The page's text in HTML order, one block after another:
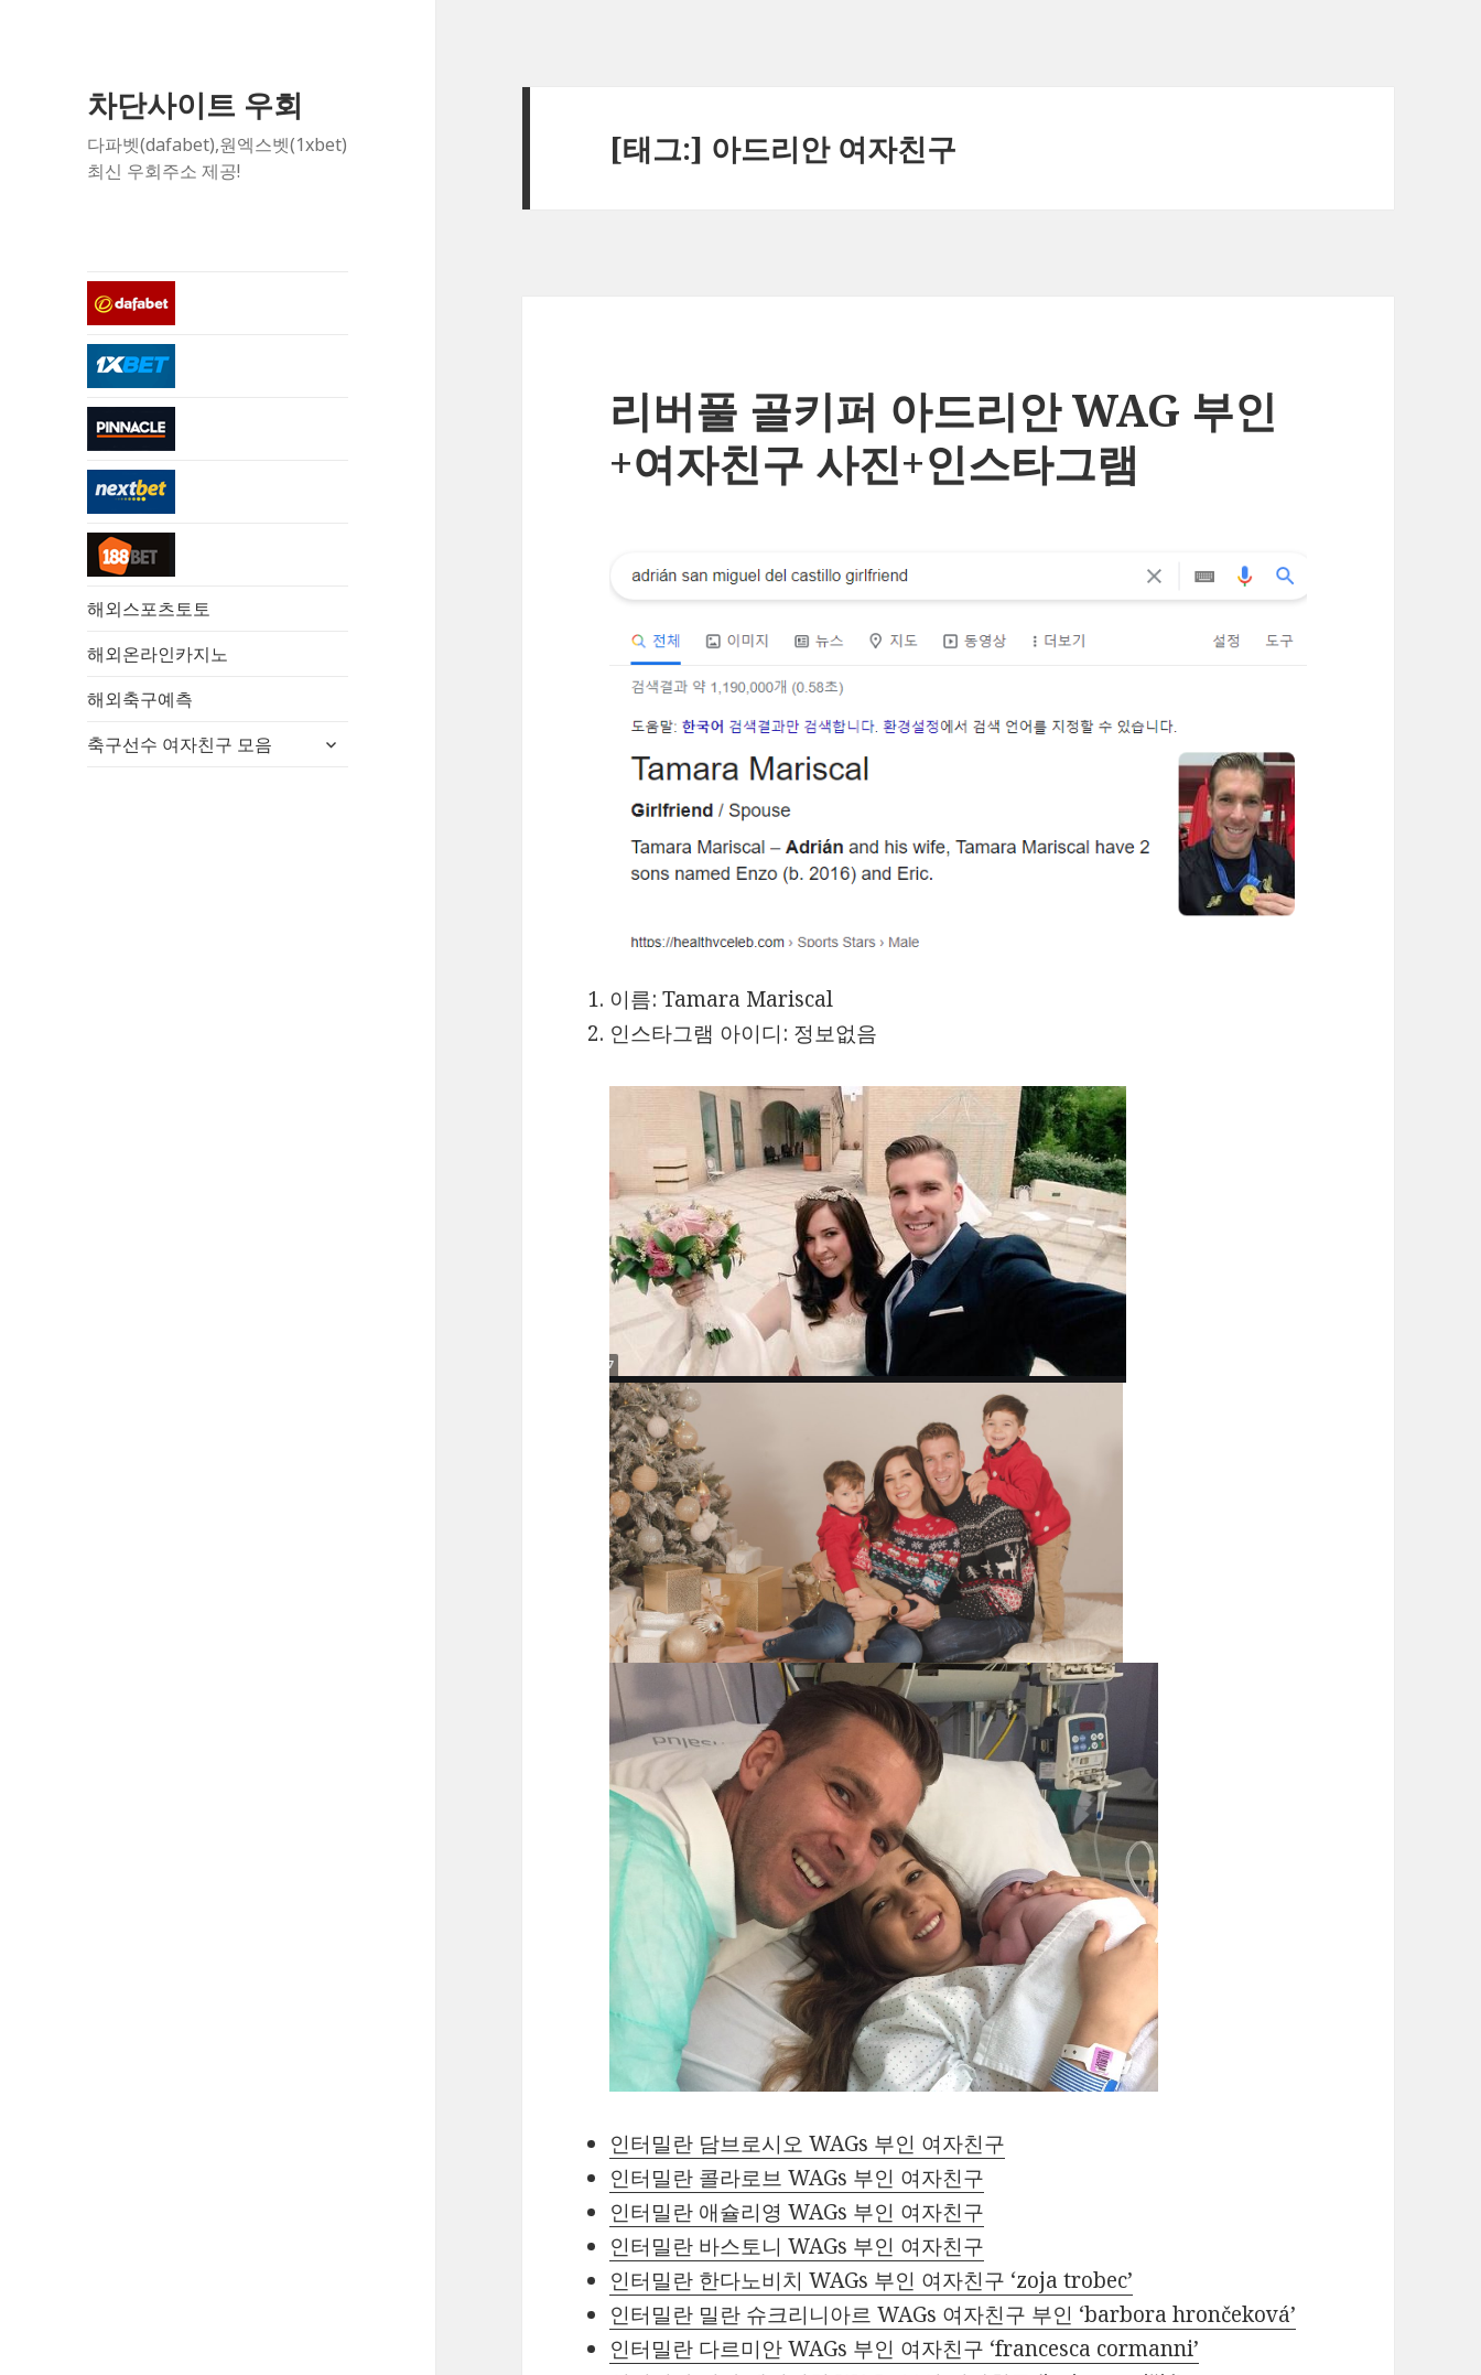
차단사이트 우회
다파벳(dafabet),원엑스벳(1xbet)
최신 우회주소 제공!
해외스포츠토토
해외온라인카지노
해외축구예측
축구선수 여자친구 모음
하
[태그:] 아드리안 여자친구
리버풀 골키퍼 아드리안 WAG 부인
+여자친구 사진+인스타그램
이름: Tamara Mariscal
인스타그램 아이디: 정보없음
인터밀란 담브로시오 WAGs 부인 여자친구
인터밀란 콜라로브 WAGs 부인 여자친구
인터밀란 애슐리영 WAGs 부인 여자친구
인터밀란 바스토니 WAGs 부인 여자친구
인터밀란 한다노비치 WAGs 부인 여자친구 ‘zoja trobec’
인터밀란 밀란 슈크리니아르 WAGs 여자친구 부인 ‘barbora hrončeková’
인터밀란 다르미안 WAGs 부인 여자친구 ‘francesca cormanni’